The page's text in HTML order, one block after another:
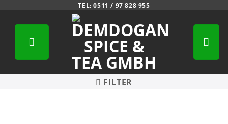
TEL: 0511 / 97 828 955
FILTER